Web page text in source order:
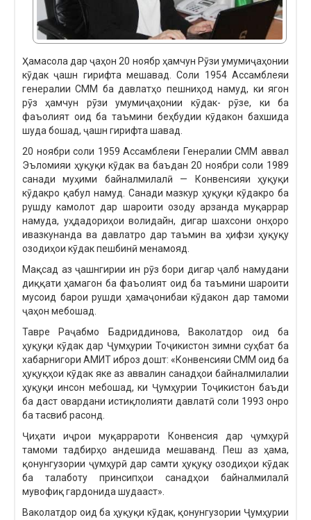
Ҳамасола дар ҷаҳон 20 ноябр ҳамчун Рӯзи умумиҷаҳонии
кӯдак ҷашн гирифта мешавад. Соли 1954 Ассамблеяи
генералии СММ ба давлатҳо пешниҳод намуд, ки ягон
рӯз ҳамчун рӯзи умумиҷаҳонии кӯдак- рӯзе, ки ба
фаъолият оид ба таъмини беҳбудии кӯдакон бахшида
шуда бошад, ҷашн гирифта шавад.
20 ноябри соли 1959 Ассамблеяи Генералии СММ аввал
Эъломияи ҳуқуқи кӯдак ва баъдан 20 ноябри соли 1989
санади муҳими байналмилалӣ — Конвенсияи ҳуқуқи
кӯдакро қабул намуд. Санади мазкур ҳуқуқи кӯдакро ба
рушду камолот дар шароити озоду арзанда муқаррар
намуда, уҳдадориҳои волидайн, дигар шахсони онҳоро
ивазкунанда ва давлатро дар таъмин ва ҳифзи ҳуқуқу
озодиҳои кӯдак пешбинӣ менамояд.
Мақсад аз ҷашнгирии ин рӯз бори дигар ҷалб намудани
диққати ҳамагон ба фаъолият оид ба таъмини шароити
мусоид барои рушди ҳамаҷонибаи кӯдакон дар тамоми
ҷаҳон мебошад.
Тавре Раҷабмо Бадриддинова, Ваколатдор оид ба
ҳуқуқи кӯдак дар Ҷумҳурии Тоҷикистон зимни суҳбат ба
хабарнигори АМИТ иброз дошт: «Конвенсияи СММ оид ба
ҳуқуқҳои кӯдак яке аз аввалин санадҳои байналмилалии
ҳуқуқи инсон мебошад, ки Ҷумҳурии Тоҷикистон баъди
ба даст овардани истиқлолияти давлатӣ соли 1993 онро
ба тасвиб расонд.
Ҷиҳати иҷрои муқаррароти Конвенсия дар ҷумҳурӣ
тамоми тадбирҳо андешида мешаванд. Пеш аз ҳама,
қонунгузории ҷумҳурӣ дар самти ҳуқуқу озодиҳои кӯдак
ба талаботу принсипҳои санадҳои байналмилалӣ
мувофиқ гардонида шудааст».
Ваколатдор оид ба ҳуқуқи кӯдак, қонунгузории Ҷумҳурии